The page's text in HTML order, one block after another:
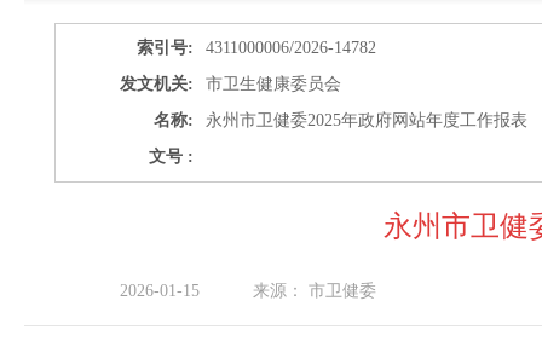
索引号:
4311000006/2026-14782
发文机关:
市卫生健康委员会
名称:
永州市卫健委2025年政府网站年度工作报表
文号 :
永州市卫健
2026-01-15 来源： 市卫健委